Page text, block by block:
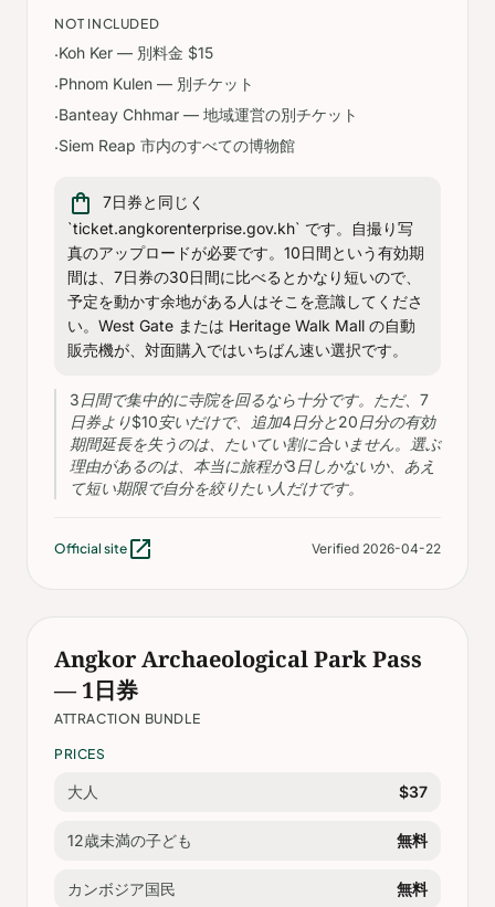
NOT INCLUDED
·Koh Ker — 別料金 $15
·Phnom Kulen — 別チケット
·Banteay Chhmar — 地域運営の別チケット
·Siem Reap 市内のすべての博物館
shopping_bag
7日券と同じく
`ticket.angkorenterprise.gov.kh` です。自撮り写
真のアップロードが必要です。10日間という有効期
間は、7日券の30日間に比べるとかなり短いので、
予定を動かす余地がある人はそこを意識してくださ
い。West Gate または Heritage Walk Mall の自動
販売機が、対面購入ではいちばん速い選択です。
3日間で集中的に寺院を回るなら十分です。ただ、7
日券より$10安いだけで、追加4日分と20日分の有効
期間延長を失うのは、たいてい割に合いません。選ぶ
理由があるのは、本当に旅程が3日しかないか、あえ
て短い期限で自分を絞りたい人だけです。
Official site open_in_new Verified 2026-04-22
Angkor Archaeological Park Pass
— 1日券
ATTRACTION BUNDLE
PRICES
大人 $37
12歳未満の子ども 無料
カンボジア国民 無料